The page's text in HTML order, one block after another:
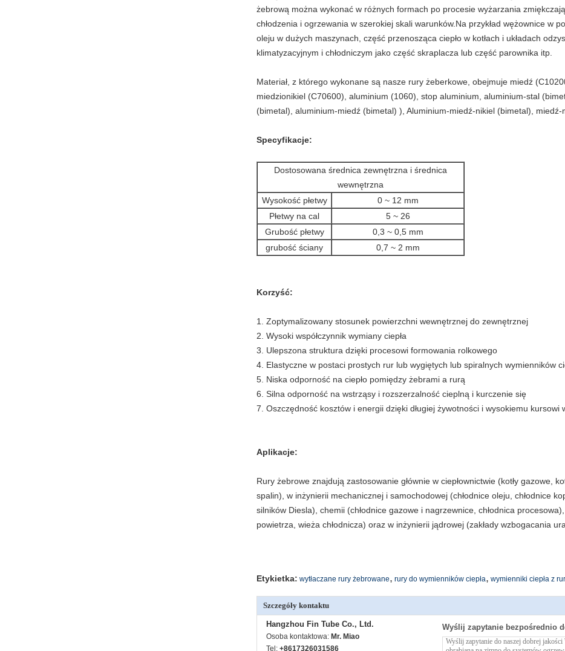
żebrową można wykonać w różnych formach po procesie wyżarzania
chłodzenia i ogrzewania w szerokiej skali warunków.Na przykład wężownice w
oleju w dużych maszynach, część przenosząca ciepło w kotłach i układach
klimatyzacyjnym i chłodniczym jako część skraplacza lub część parownika itp.
Materiał, z którego wykonane są nasze rury żeberkowe, obejmuje miedź
miedzionikiel (C70600), aluminium (1060), stop aluminium, aluminium-stal
(bimetal), aluminium-miedź (bimetal) ), Aluminium-miedź-nikiel (bimetal), miedź-
Specyfikacje:
Dostosowana średnica zewnętrzna i średnica
wewnętrzna
Wysokość płetwy
0 ~ 12 mm
Płetwy na cal
5 ~ 26
Grubość płetwy
0,3 ~ 0,5 mm
grubość ściany
0,7 ~ 2 mm
Korzyść:
1. Zoptymalizowany stosunek powierzchni wewnętrznej do zewnętrznej
2. Wysoki współczynnik wymiany ciepła
3. Ulepszona struktura dzięki procesowi formowania rolkowego
4. Elastyczne w postaci prostych rur lub wygiętych lub spiralnych wymienników
5. Niska odporność na ciepło pomiędzy żebrami a rurą
6. Silna odporność na wstrząsy i rozszerzalność cieplną i kurczenie się
7. Oszczędność kosztów i energii dzięki długiej żywotności i wysokiemu kursowi
Aplikacje:
Rury żebrowe znajdują zastosowanie głównie w ciepłownictwie (kotły gazowe,
spalin), w inżynierii mechanicznej i samochodowej (chłodnice oleju, chłodnice
silników Diesla), chemii (chłodnice gazowe i nagrzewnice, chłodnica
powietrza, wieża chłodnicza) oraz w inżynierii jądrowej (zakłady wzbogacania
Etykietka: wytłaczane rury żebrowane, rury do wymienników ciepła, wymienniki ciepła z
Szczegóły kontaktu
Hangzhou Fin Tube Co., Ltd.
Osoba kontaktowa: Mr. Miao
Tel: +8617326031586
Wyślij zapytanie bezpośrednio